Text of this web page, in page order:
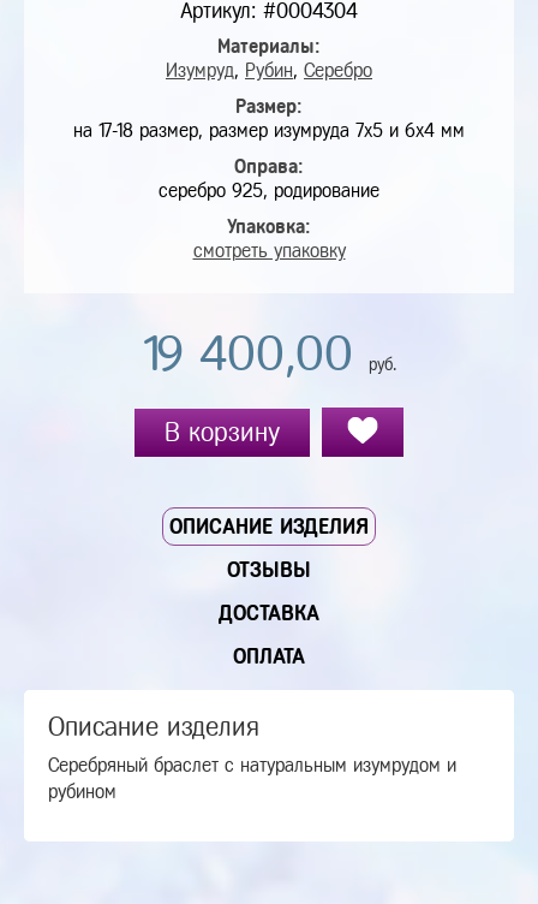
Артикул: #0004304
Материалы:
Изумруд, Рубин, Серебро
Размер:
на 17-18 размер, размер изумруда 7х5 и 6х4 мм
Оправа:
серебро 925, родирование
Упаковка:
смотреть упаковку
19 400,00 руб.
В корзину
ОПИСАНИЕ ИЗДЕЛИЯ
ОТЗЫВЫ
ДОСТАВКА
ОПЛАТА
Описание изделия
Серебряный браслет с натуральным изумрудом и
рубином